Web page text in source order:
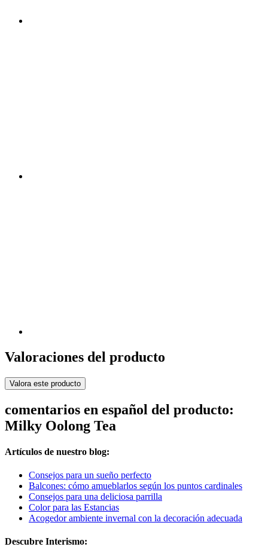
Valoraciones del producto
Valora este producto
comentarios en español del producto:
Milky Oolong Tea
Artículos de nuestro blog:
Consejos para un sueño perfecto
Balcones: cómo amueblarlos según los puntos cardinales
Consejos para una deliciosa parrilla
Color para las Estancias
Acogedor ambiente invernal con la decoración adecuada
Descubre Interismo: